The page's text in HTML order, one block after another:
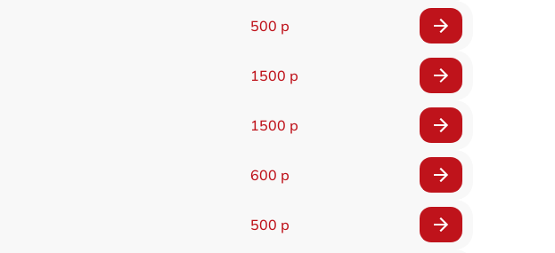
500 р
1500 р
1500 р
600 р
500 р